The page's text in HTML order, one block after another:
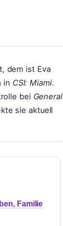
dem ist Eva
in CSI: Miami.
bei General
sie aktuell
Familie